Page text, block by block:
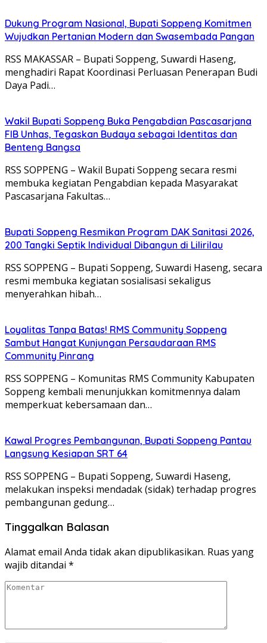
Dukung Program Nasional, Bupati Soppeng Komitmen
Wujudkan Pertanian Modern dan Swasembada Pangan
RSS MAKASSAR – Bupati Soppeng, Suwardi Haseng,
menghadiri Rapat Koordinasi Perluasan Penerapan Budi
Daya Padi…
Wakil Bupati Soppeng Buka Pengabdian Pascasarjana
FIB Unhas, Tegaskan Budaya sebagai Identitas dan
Benteng Bangsa
RSS SOPPENG – Wakil Bupati Soppeng secara resmi
membuka kegiatan Pengabdian kepada Masyarakat
Pascasarjana Fakultas…
Bupati Soppeng Resmikan Program DAK Sanitasi 2026,
200 Tangki Septik Individual Dibangun di Lilirilau
RSS SOPPENG – Bupati Soppeng, Suwardi Haseng, secara
resmi membuka kegiatan sosialisasi sekaligus
menyerahkan hibah…
Loyalitas Tanpa Batas! RMS Community Soppeng
Sambut Hangat Kunjungan Persaudaraan RMS
Community Pinrang
RSS SOPPENG – Komunitas RMS Community Kabupaten
Soppeng kembali menunjukkan komitmennya dalam
memperkuat kebersamaan dan…
Kawal Progres Pembangunan, Bupati Soppeng Pantau
Langsung Kesiapan SRT 64
RSS SOPPENG – Bupati Soppeng, Suwardi Haseng,
melakukan inspeksi mendadak (sidak) terhadap progres
pembangunan gedung…
Tinggalkan Balasan
Alamat email Anda tidak akan dipublikasikan. Ruas yang
wajib ditandai *